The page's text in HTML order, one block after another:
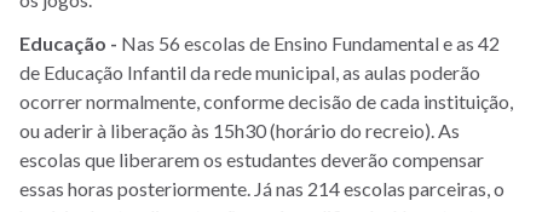
Educação - Nas 56 escolas de Ensino Fundamental e as 42
de Educação Infantil da rede municipal, as aulas poderão
ocorrer normalmente, conforme decisão de cada instituição,
ou aderir à liberação às 15h30 (horário do recreio). As
escolas que liberarem os estudantes deverão compensar
essas horas posteriormente. Já nas 214 escolas parceiras, o